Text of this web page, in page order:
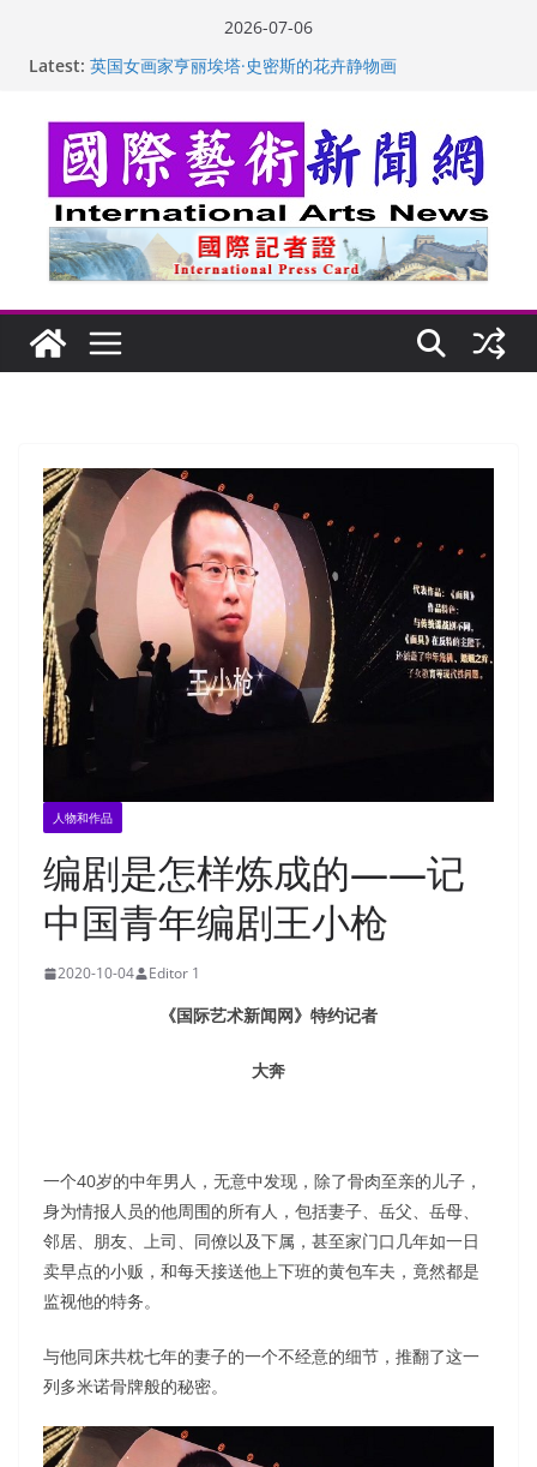
2026-07-06
Latest: “梵心”归处：一场展览 连着攀枝花的千里乡愁
美国人
玛丽安娜·卡拉切娃的绘画：幽默和难以言喻的快乐
苏方 ：“字”得其乐
人物和作品
编剧是怎样炼成的——记
中国青年编剧王小枪
2020-10-04 Editor 1
《国际艺术新闻网》特约记者
大奔
一个40岁的中年男人，无意中发现，除了骨肉至亲的儿子，
身为情报人员的他周围的所有人，包括妻子、岳父、岳母、
邻居、朋友、上司、同僚以及下属，甚至家门口几年如一日
卖早点的小贩，和每天接送他上下班的黄包车夫，竟然都是
监视他的特务。
与他同床共枕七年的妻子的一个不经意的细节，推翻了这一
列多米诺骨牌般的秘密。